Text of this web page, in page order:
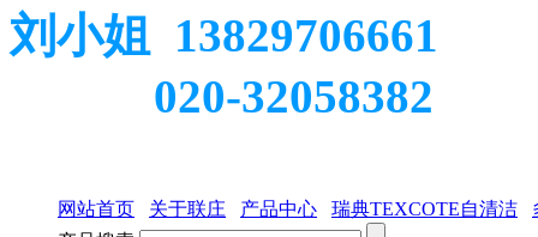
刘小姐 13829706661
020-32058382
网站首页 关于联庄 产品中心 瑞典TEXCOTE自清洁